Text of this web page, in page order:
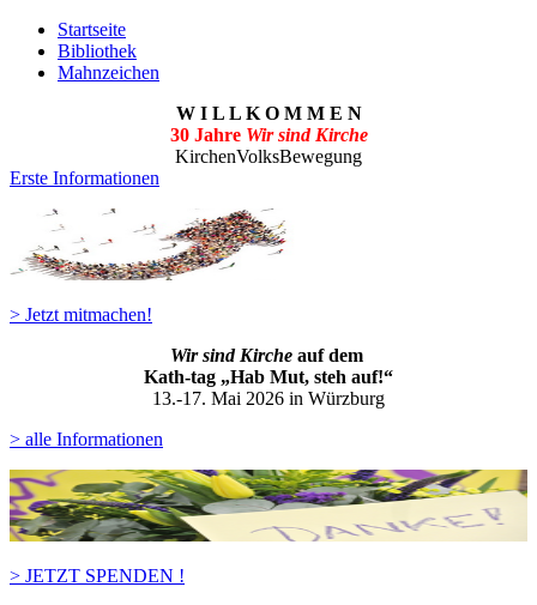
Startseite
Bibliothek
Mahnzeichen
W I L L K O M M E N
30 Jahre Wir sind Kirche
KirchenVolksBewegung
Erste Informationen
> Jetzt mitmachen!
Wir sind Kirche auf dem
Kath-tag „Hab Mut, steh auf!“
13.-17. Mai 2026 in Würzburg
> alle Informationen
> JETZT SPENDEN !